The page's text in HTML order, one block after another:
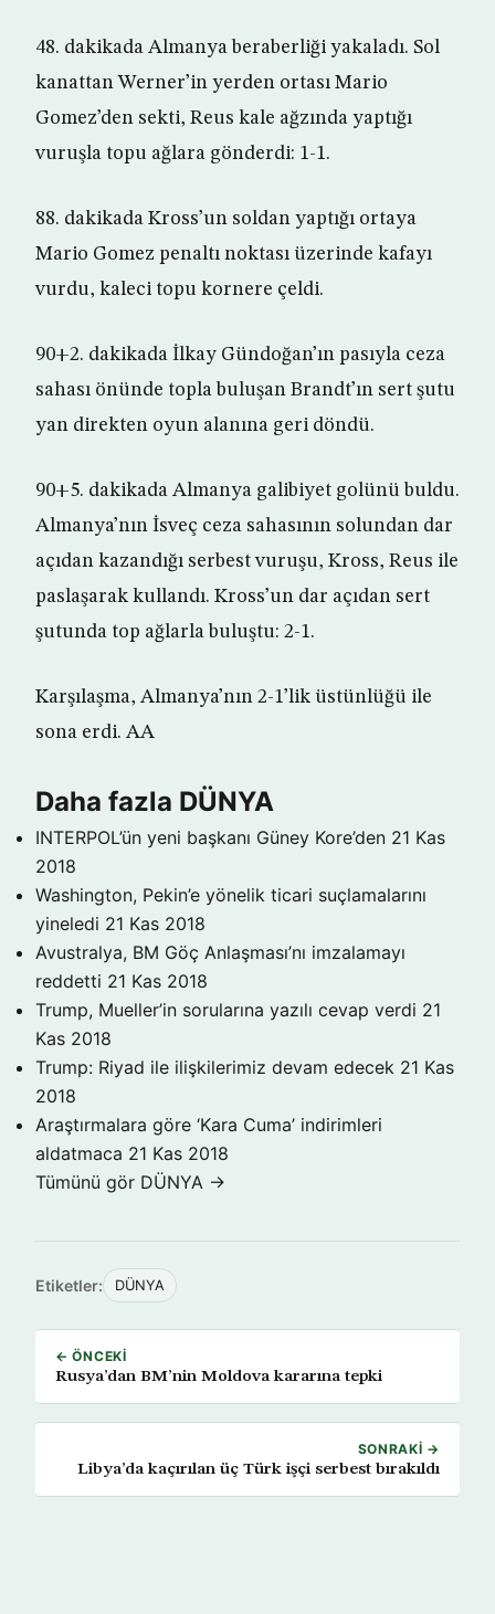
48. dakikada Almanya beraberliği yakaladı. Sol
kanattan Werner’in yerden ortası Mario
Gomez’den sekti, Reus kale ağzında yaptığı
vuruşla topu ağlara gönderdi: 1-1.
88. dakikada Kross’un soldan yaptığı ortaya
Mario Gomez penaltı noktası üzerinde kafayı
vurdu, kaleci topu kornere çeldi.
90+2. dakikada İlkay Gündoğan’ın pasıyla ceza
sahası önünde topla buluşan Brandt’ın sert şutu
yan direkten oyun alanına geri döndü.
90+5. dakikada Almanya galibiyet golünü buldu.
Almanya’nın İsveç ceza sahasının solundan dar
açıdan kazandığı serbest vuruşu, Kross, Reus ile
paslaşarak kullandı. Kross’un dar açıdan sert
şutunda top ağlarla buluştu: 2-1.
Karşılaşma, Almanya’nın 2-1’lik üstünlüğü ile
sona erdi. AA
Daha fazla DÜNYA
INTERPOL’ün yeni başkanı Güney Kore’den 21 Kas
2018
Washington, Pekin’e yönelik ticari suçlamalarını
yineledi 21 Kas 2018
Avustralya, BM Göç Anlaşması’nı imzalamayı
reddetti 21 Kas 2018
Trump, Mueller’in sorularına yazılı cevap verdi 21
Kas 2018
Trump: Riyad ile ilişkilerimiz devam edecek 21 Kas
2018
Araştırmalara göre ‘Kara Cuma’ indirimleri
aldatmaca 21 Kas 2018
Tümünü gör DÜNYA →
Etiketler: DÜNYA
← ÖNCEKI
Rusya’dan BM’nin Moldova kararına tepki
SONRAKI →
Libya’da kaçırılan üç Türk işçi serbest bırakıldı